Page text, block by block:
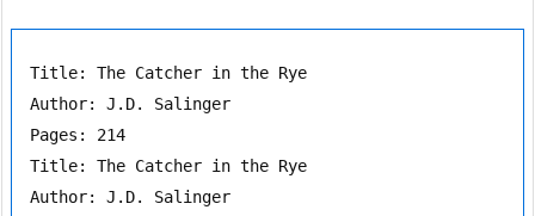
で
考
え
る
6.
Title: The Catcher in the Rye
Author: J.D. Salinger
Pages: 214
Title: The Catcher in the Rye
Author: J.D. Salinger